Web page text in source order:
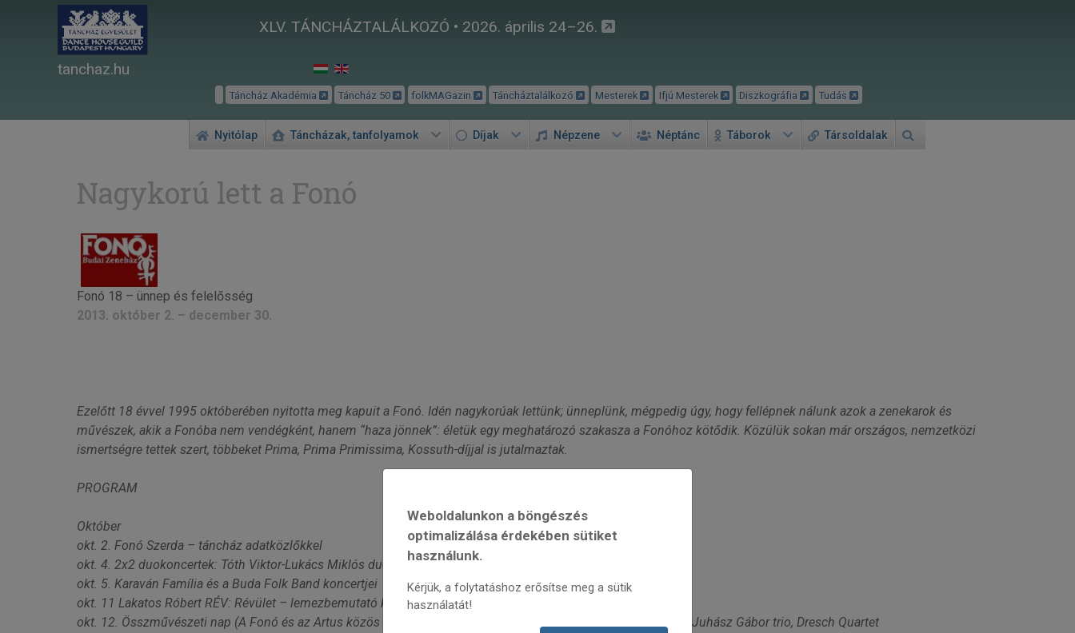
XLV. TÁNCHÁZTALÁLKOZÓ • 2026. április 24–26.
tanchaz.hu
Táncház Akadémia Táncház 50 folkMAGazin Táncháztalálkozó Mesterek Ifjú Mesterek Diszkográfia Tudás
Nyitólap Táncházak, tanfolyamok Díjak Népzene Néptánc Táborok Társoldalak
Nagykorú lett a Fonó
Fonó 18 – ünnep és felelősség
2013. október 2. – december 30.
Ezelőtt 18 évvel 1995 októberében nyitotta meg kapuit a Fonó. Idén nagykorúak lettünk; ünneplünk, mégpedig úgy, hogy fellépnek nálunk azok a zenekarok és
művészek, akik a Fonóba nem vendégként, hanem “haza jönnek”: életük egy meghatározó szakasza a Fonóhoz kötődik. Közülük sokan már országos, nemzetközi
ismertségre tettek szert, többeket Prima, Prima Primissima, Kossuth-díjjal is jutalmaztak.
PROGRAM
Október
okt. 2. Fonó Szerda – táncház adatközlőkkel
okt. 4. 2x2 duokoncertek: Tóth Viktor-Lukács Miklós duo, Both Miklós-Szokolay Dongó Balázs duó
okt. 5. Karaván Família és a Buda Folk Band koncertjei
okt. 11 Lakatos Róbert RÉV: Révület – lemezbemutató koncert, Berka és Felvonó zenekar táncház
okt. 12. Összművészeti nap (A Fonó és az Artus közös programja) galérialátogatás, Artus színház, Boka Gábor, Juhász Gábor trio, Dresch Quartet
Weboldalunkon a böngészés
optimalizálása érdekében sütiket
használunk.
Kérjük, a folytatáshoz erősítse meg a sütik
használatát!